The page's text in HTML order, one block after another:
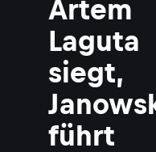
Artem
Laguta
siegt,
führt